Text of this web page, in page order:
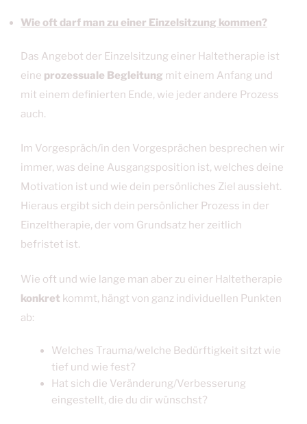
Wie oft darf man zu einer Einzelsitzung kommen?
Das Angebot der Einzelsitzung einer Haltetherapie ist
eine prozessuale Begleitung mit einem Anfang und
mit einem definierten Ende, wie jeder andere Prozess
auch.
Im Vorgespräch/in den Vorgesprächen besprechen wir
immer, was deine Ausgangsposition ist, welches deine
Motivation ist und wie dein persönliches Ziel aussieht.
Hieraus ergibt sich dein persönlicher Prozess in der
Einzeltherapie, der vom Grundsatz her zeitlich
befristet ist.
Wie oft und wie lange man aber zu einer Haltetherapie
konkret kommt, hängt von ganz individuellen Punkten
ab:
Welches Trauma/welche Bedürftigkeit sitzt wie
tief und wie fest?
Hat sich die Veränderung/Verbesserung
eingestellt, die du dir wünschst?